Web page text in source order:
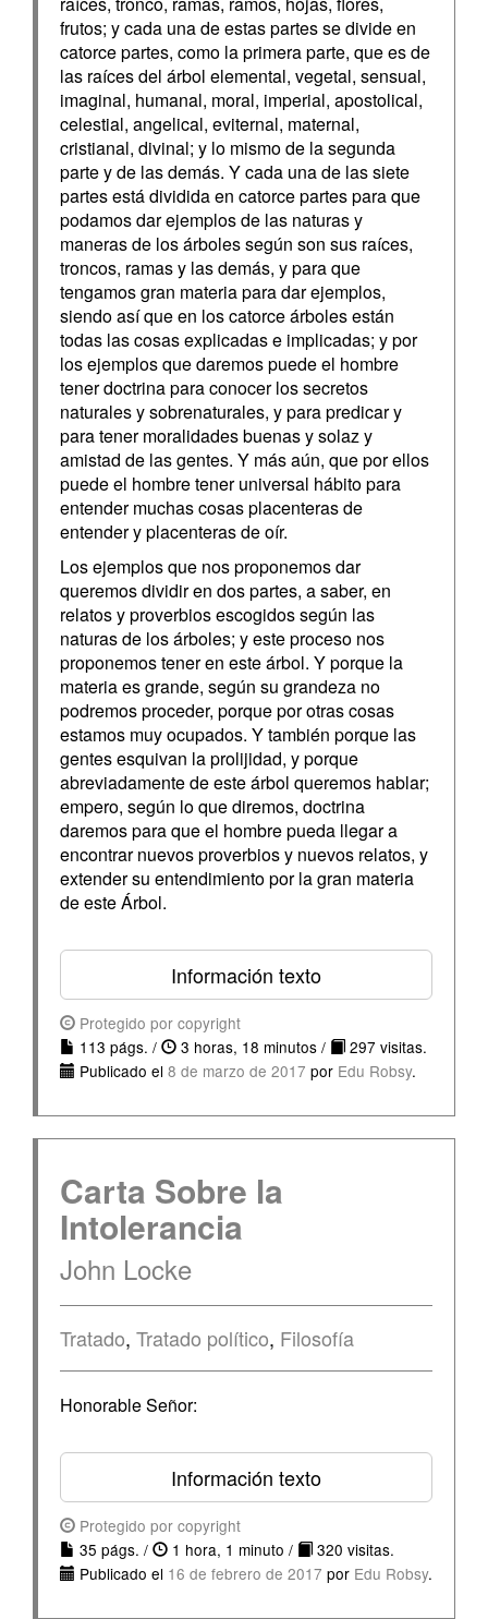
frutos; y cada una de estas partes se divide en
catorce partes, como la primera parte, que es de
las raíces del árbol elemental, vegetal, sensual,
imaginal, humanal, moral, imperial, apostolical,
celestial, angelical, eviternal, maternal,
cristianal, divinal; y lo mismo de la segunda
parte y de las demás. Y cada una de las siete
partes está dividida en catorce partes para que
podamos dar ejemplos de las naturas y
maneras de los árboles según son sus raíces,
troncos, ramas y las demás, y para que
tengamos gran materia para dar ejemplos,
siendo así que en los catorce árboles están
todas las cosas explicadas e implicadas; y por
los ejemplos que daremos puede el hombre
tener doctrina para conocer los secretos
naturales y sobrenaturales, y para predicar y
para tener moralidades buenas y solaz y
amistad de las gentes. Y más aún, que por ellos
puede el hombre tener universal hábito para
entender muchas cosas placenteras de
entender y placenteras de oír.
Los ejemplos que nos proponemos dar
queremos dividir en dos partes, a saber, en
relatos y proverbios escogidos según las
naturas de los árboles; y este proceso nos
proponemos tener en este árbol. Y porque la
materia es grande, según su grandeza no
podremos proceder, porque por otras cosas
estamos muy ocupados. Y también porque las
gentes esquivan la prolijidad, y porque
abreviadamente de este árbol queremos hablar;
empero, según lo que diremos, doctrina
daremos para que el hombre pueda llegar a
encontrar nuevos proverbios y nuevos relatos, y
extender su entendimiento por la gran materia
de este Árbol.
Información texto
Protegido por copyright
113 págs. /
3 horas, 18 minutos /
297 visitas.
Publicado el 8 de marzo de 2017 por Edu Robsy.
Carta Sobre la
Intolerancia
John Locke
Tratado, Tratado político, Filosofía
Honorable Señor:
Información texto
Protegido por copyright
35 págs. /
1 hora, 1 minuto /
320 visitas.
Publicado el 16 de febrero de 2017 por Edu Robsy.